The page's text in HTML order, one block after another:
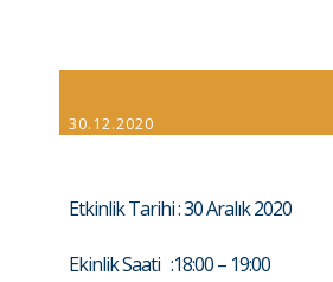
30.12.2020
Etkinlik Tarihi : 30 Aralık 2020
Ekinlik Saati :18:00 – 19:00